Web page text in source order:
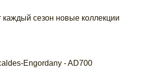
каждый сезон новые коллекции
Engordany - AD700